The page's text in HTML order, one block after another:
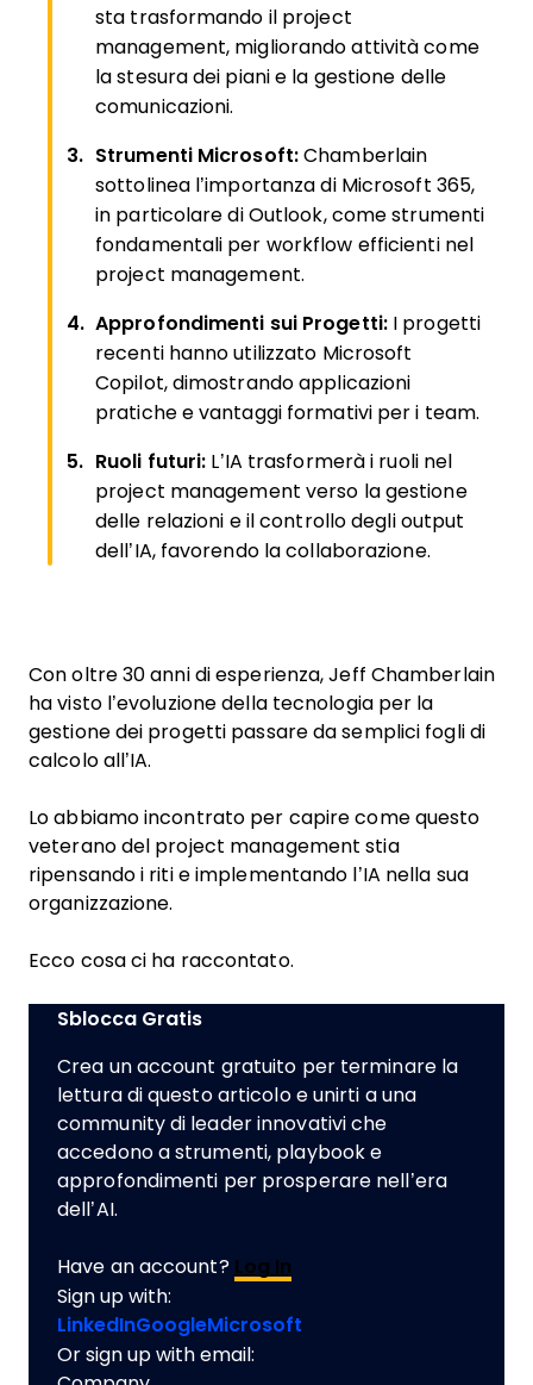
sta trasformando il project
management, migliorando attività come
la stesura dei piani e la gestione delle
comunicazioni.
Strumenti Microsoft:Chamberlain
sottolinea l’importanza di Microsoft 365,
in particolare di Outlook, come strumenti
fondamentali per workflow efficienti nel
project management.
Approfondimenti sui Progetti: I progetti
recenti hanno utilizzato Microsoft
Copilot, dimostrando applicazioni
pratiche e vantaggi formativi per i team.
Ruoli futuri: L’IA trasformerà i ruoli nel
project management verso la gestione
delle relazioni e il controllo degli output
dell’IA, favorendo la collaborazione.
Con oltre 30 anni di esperienza, Jeff Chamberlain
ha visto l’evoluzione della tecnologia per la
gestione dei progetti passare da semplici fogli di
calcolo all’IA.
Lo abbiamo incontrato per capire come questo
veterano del project management stia
ripensando i riti e implementando l’IA nella sua
organizzazione.
Ecco cosa ci ha raccontato.
Sblocca Gratis
Crea un account gratuito per terminare la
lettura di questo articolo e unirti a una
community di leader innovativi che
accedono a strumenti, playbook e
approfondimenti per prosperare nell’era
dell’AI.
Have an account? Log In
Sign up with:
LinkedInGoogleMicrosoft
Or sign up with email: